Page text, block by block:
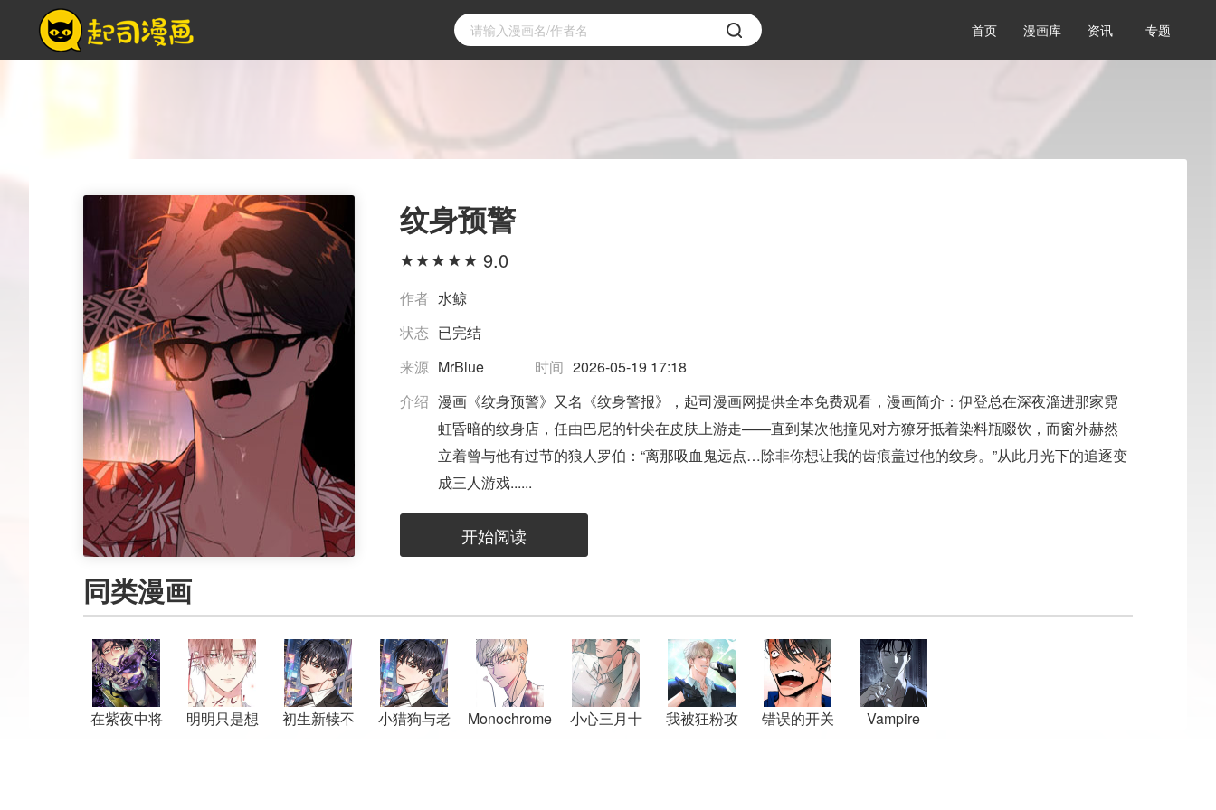
首页 漫画库 资讯 专题
纹身预警
9.0
作者 水鲸
状态 已完结
来源 MrBlue 时间 2026-05-19 17:18
介绍 漫画《纹身预警》又名《纹身警报》，起司漫画网提供全本免费观看，漫画简介：伊登总在深夜溜进那家霓
虹昏暗的纹身店，任由巴尼的针尖在皮肤上游走——直到某次他撞见对方獠牙抵着染料瓶啜饮，而窗外赫然
立着曾与他有过节的狼人罗伯：“离那吸血鬼远点…除非你想让我的齿痕盖过他的纹身。”从此月光下的追逐变
成三人游戏......
开始阅读
同类漫画
在紫夜中将
明明只是想
初生新犊不
小猎狗与老
Monochrome
小心三月十
我被狂粉攻
错误的开关
Vampire